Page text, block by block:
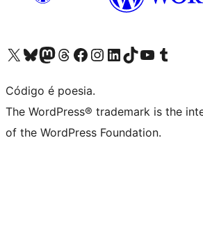
Visite a nossa conta X (antigo Twitter)
Visit our Bluesky account
Visit our Mastodon account
Visit our Threads account
Visite a nossa página do Facebook
Visite a nossa conta no Instagram
Visite a nossa conta no LinkedIn
Visit our TikTok account
Visit our YouTube channel
Visit our Tumblr
Código é poesia.
The WordPress® trademark is the
of the WordPress Foundation.